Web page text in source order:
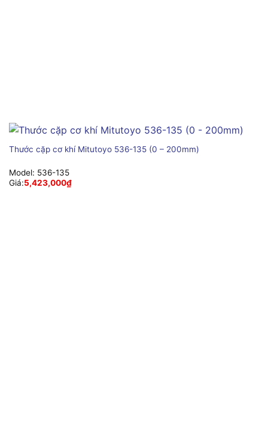
Thước cặp cơ khí Mitutoyo 536-135 (0 – 200mm)
Model: 536-135
Giá:5,423,000₫